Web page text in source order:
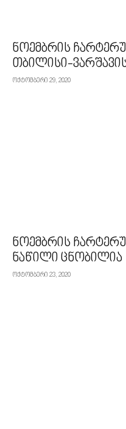
ნოემბრის
თბილისი-
ოქტომბერი 29, 2020
ნოემბრის
ნაწილი ცნობილია
ოქტომბერი 23, 2020